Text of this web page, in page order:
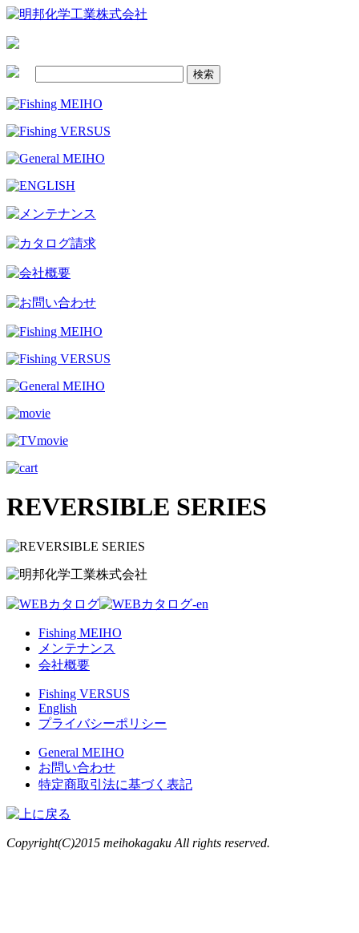
REVERSIBLE SERIES
Fishing MEIHO
メンテナンス
会社概要
Fishing VERSUS
English
プライバシーポリシー
General MEIHO
お問い合わせ
特定商取引法に基づく表記
Copyright(C)2015 meihokagaku All rights reserved.